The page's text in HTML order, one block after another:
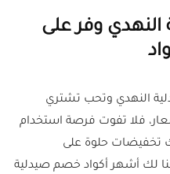
وفر على
النهدي وتحب تشتري
فلا تفوت فرصة استخدام
تخفيضات حلوة على
لك أشهر أكواد خصم صيدلية